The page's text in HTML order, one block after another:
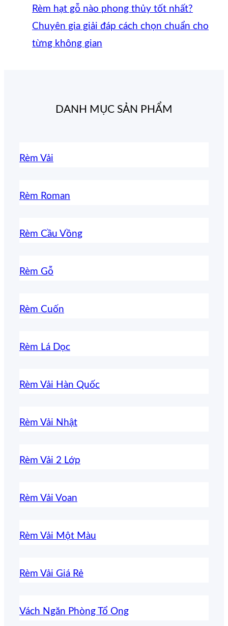
Rèm hạt gỗ nào phong thủy tốt nhất?
Chuyên gia giải đáp cách chọn chuẩn cho
từng không gian
DANH MỤC SẢN PHẨM
Rèm Vải
Rèm Roman
Rèm Cầu Vồng
Rèm Gỗ
Rèm Cuốn
Rèm Lá Dọc
Rèm Vải Hàn Quốc
Rèm Vải Nhật
Rèm Vải 2 Lớp
Rèm Vải Voan
Rèm Vải Một Màu
Rèm Vải Giá Rẻ
Vách Ngăn Phòng Tổ Ong